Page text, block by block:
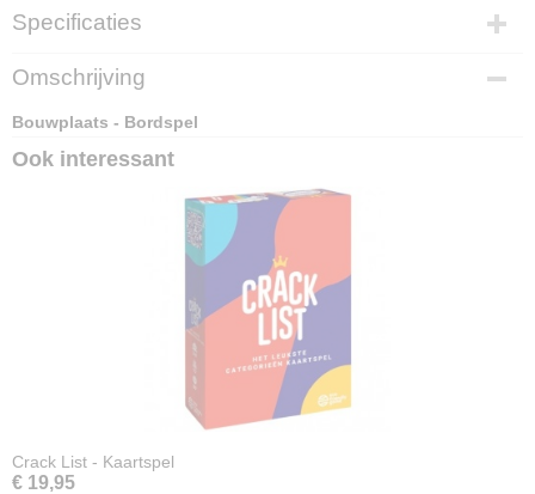
Specificaties
EAN code
4010168289960
Omschrijving
Bouwplaats - Bordspel
Ook interessant
Crack List - Kaartspel
€ 19,95